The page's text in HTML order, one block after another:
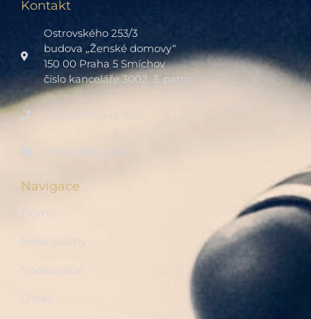
Kontakt
Ostrovského 253/3
budova „Ženské domovy“
150 00 Praha 5 Smíchov
číslo kanceláře 3002, 3. patro
(+420) 775 342 943
fintalk@fintalk.cz
Navigace
Domů
Naše služby
Spolupráce
O nás